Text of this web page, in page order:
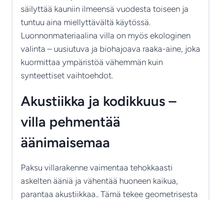
säilyttää kauniin ilmeensä vuodesta toiseen ja
tuntuu aina miellyttävältä käytössä.
Luonnonmateriaalina villa on myös ekologinen
valinta – uusiutuva ja biohajoava raaka-aine, joka
kuormittaa ympäristöä vähemmän kuin
synteettiset vaihtoehdot.
Akustiikka ja kodikkuus –
villa pehmentää
äänimaisemaa
Paksu villarakenne vaimentaa tehokkaasti
askelten ääniä ja vähentää huoneen kaikua,
parantaa akustiikkaa.. Tämä tekee geometrisesta